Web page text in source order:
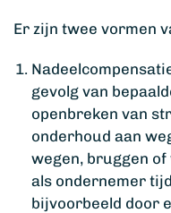
Er zijn twee vormen
gevolg van
openbreken van
onderhoud aan
wegen, bruggen
als ondernemer
bijvoorbeeld door